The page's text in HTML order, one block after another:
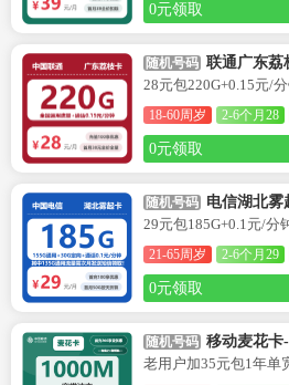
0元领取
随机号码 联通广东荔
28元包220G+0.15元/
18-60周岁 2-6个月28
0元领取
随机号码 电信湖北雾
29元包185G+0.1元/分
21-65周岁 2-6个月29
0元领取
随机号码 移动麦花卡
老用户加35元包1年单